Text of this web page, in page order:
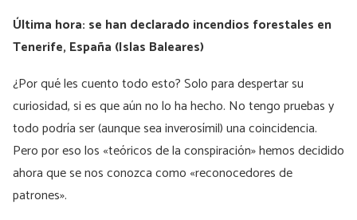
Última hora: se han declarado incendios forestales en
Tenerife, España (Islas Baleares)
¿Por qué les cuento todo esto? Solo para despertar su
curiosidad, si es que aún no lo ha hecho. No tengo pruebas y
todo podría ser (aunque sea inverosímil) una coincidencia.
Pero por eso los «teóricos de la conspiración» hemos decidido
ahora que se nos conozca como «reconocedores de
patrones».